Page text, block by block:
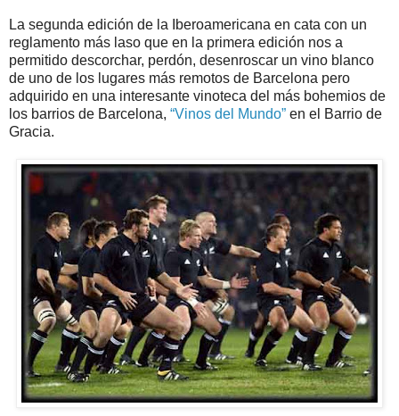
La segunda edición de la Iberoamericana en cata con un
reglamento más laso que en la primera edición nos a
permitido descorchar, perdón, desenroscar un vino blanco
de uno de los lugares más remotos de Barcelona pero
adquirido en una interesante vinoteca del más bohemios de
los barrios de Barcelona, “Vinos del Mundo” en el Barrio de
Gracia.